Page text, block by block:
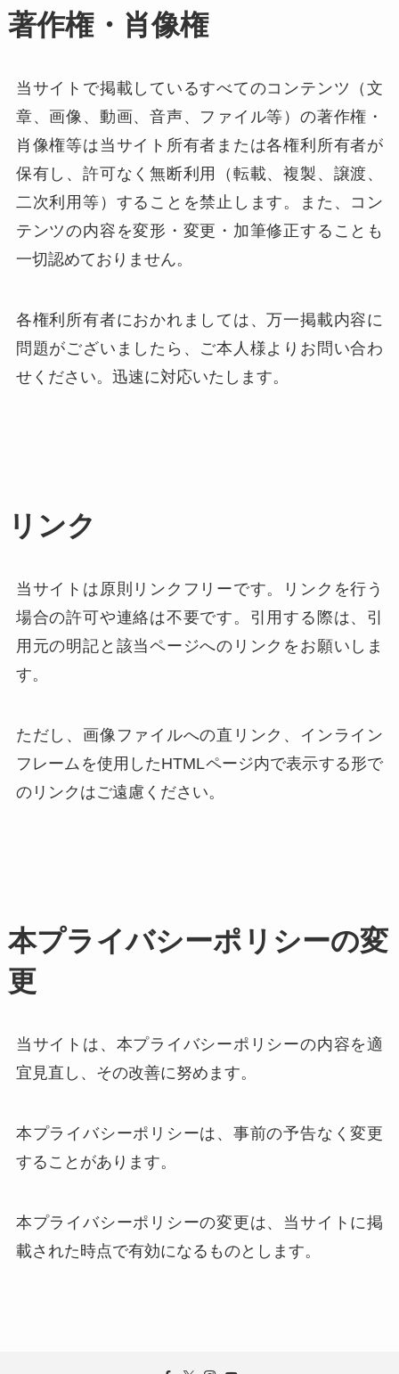
著作権・肖像権
当サイトで掲載しているすべてのコンテンツ（文
章、画像、動画、音声、ファイル等）の著作権・
肖像権等は当サイト所有者または各権利所有者が
保有し、許可なく無断利用（転載、複製、譲渡、
二次利用等）することを禁止します。また、コン
テンツの内容を変形・変更・加筆修正することも
一切認めておりません。
各権利所有者におかれましては、万一掲載内容に
問題がございましたら、ご本人様よりお問い合わ
せください。迅速に対応いたします。
リンク
当サイトは原則リンクフリーです。リンクを行う
場合の許可や連絡は不要です。引用する際は、引
用元の明記と該当ページへのリンクをお願いしま
す。
ただし、画像ファイルへの直リンク、インライン
フレームを使用したHTMLページ内で表示する形で
のリンクはご遠慮ください。
本プライバシーポリシーの変
更
当サイトは、本プライバシーポリシーの内容を適
宜見直し、その改善に努めます。
本プライバシーポリシーは、事前の予告なく変更
することがあります。
本プライバシーポリシーの変更は、当サイトに掲
載された時点で有効になるものとします。